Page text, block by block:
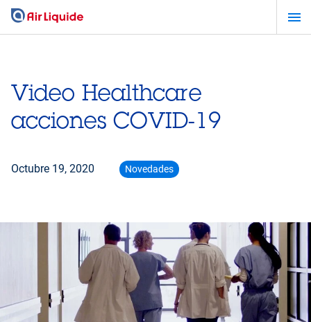
Pasar
Video Healthcare
acciones COVID-19
Octubre 19, 2020 Novedades